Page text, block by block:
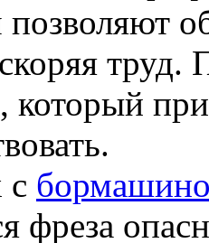
который
с
фреза